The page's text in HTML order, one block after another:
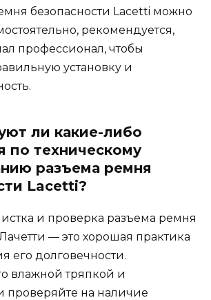
безопасности Lacetti можно
рекомендуется,
профессионал, чтобы
установку и
ли какие-либо
по техническому
разъема ремня
Lacetti?
и проверка разъема ремня
— это хорошая практика
его долговечности.
влажной тряпкой и
проверяйте на наличие